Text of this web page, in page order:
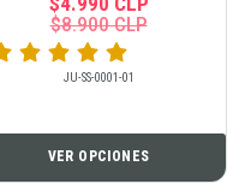
$8.900 CLP
JU-SS-0001-01
VER OPCIONES